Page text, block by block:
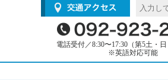
電話受付／8:30〜17:30（第5土・日
※英語対応可能